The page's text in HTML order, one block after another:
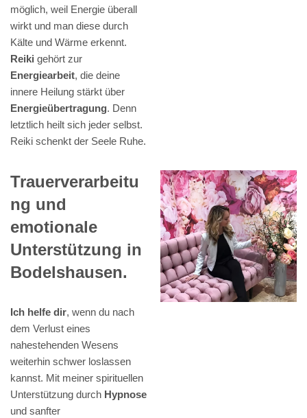
möglich, weil Energie überall
wirkt und man diese durch
Kälte und Wärme erkennt.
Reiki gehört zur
Energiearbeit, die deine
innere Heilung stärkt über
Energieübertragung. Denn
letztlich heilt sich jeder selbst.
Reiki schenkt der Seele Ruhe.
Trauerverarbeitu
ng und
emotionale
Unterstützung in
Bodelshausen.
Ich helfe dir, wenn du nach
dem Verlust eines
nahestehenden Wesens
weiterhin schwer loslassen
kannst. Mit meiner spirituellen
Unterstützung durch Hypnose
und sanfter